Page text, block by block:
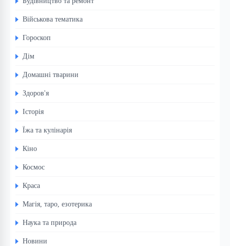
Військова тематика
Гороскоп
Дім
Домашні тварини
Здоров'я
Історія
Їжа та кулінарія
Кіно
Космос
Краса
Магія, таро, езотерика
Наука та природа
Новини